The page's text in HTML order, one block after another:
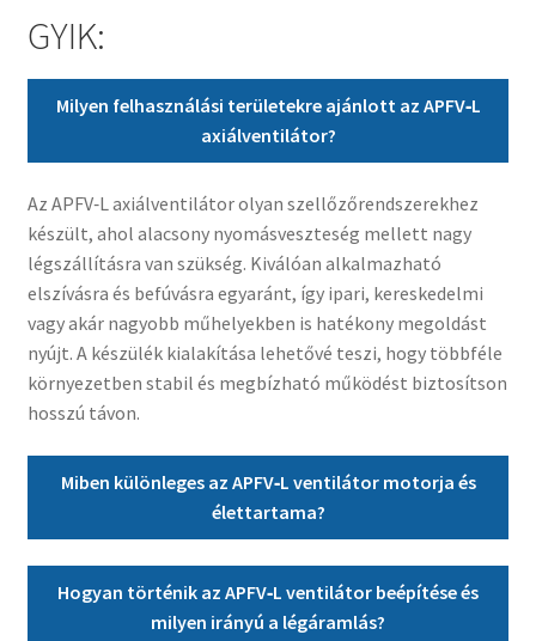
GYIK:
Milyen felhasználási területekre ajánlott az APFV‑L
axiálventilátor?
Az APFV‑L axiálventilátor olyan szellőzőrendszerekhez
készült, ahol alacsony nyomásveszteség mellett nagy
légszállításra van szükség. Kiválóan alkalmazható
elszívásra és befúvásra egyaránt, így ipari, kereskedelmi
vagy akár nagyobb műhelyekben is hatékony megoldást
nyújt. A készülék kialakítása lehetővé teszi, hogy többféle
környezetben stabil és megbízható működést biztosítson
hosszú távon.
Miben különleges az APFV‑L ventilátor motorja és
élettartama?
Hogyan történik az APFV‑L ventilátor beépítése és
milyen irányú a légáramlás?